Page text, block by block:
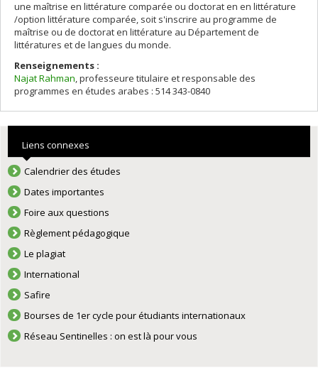
une maîtrise en littérature comparée ou doctorat en en littérature
/option littérature comparée, soit s'inscrire au programme de
maîtrise ou de doctorat en littérature au Département de
littératures et de langues du monde.
Renseignements :
Najat Rahman , professeure titulaire et responsable des
programmes en études arabes : 514 343-0840
Liens connexes
Calendrier des études
Dates importantes
Foire aux questions
Règlement pédagogique
Le plagiat
International
Safire
Bourses de 1er cycle pour étudiants internationaux
Réseau Sentinelles : on est là pour vous